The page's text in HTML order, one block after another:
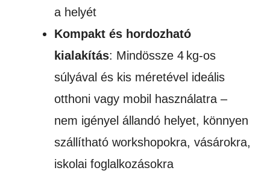
a helyét
Kompakt és hordozható
kialakítás: Mindössze 4 kg-os
súlyával és kis méretével ideális
otthoni vagy mobil használatra –
nem igényel állandó helyet, könnyen
szállítható workshopokra, vásárokra,
iskolai foglalkozásokra